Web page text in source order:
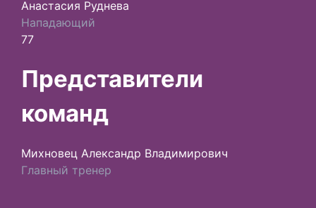
Анастасия Руднева
Нападающий
77
Представители
команд
Михновец Александр Владимирович
Главный тренер